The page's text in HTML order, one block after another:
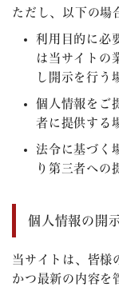
ただし、以下の場
利用目的に必
は当 サイト の
し開示を行う
個人情報をご
者に提供する
法令に基づく
り第三者への
個人情報の開
当サイトは、皆様
かつ最新の内容を